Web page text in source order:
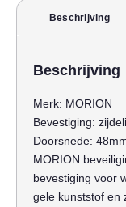
Beschrijving
Beschrijving
Merk: MORION
Bevestiging:
Doorsnede:
MORION
bevestiging voor
gele kunststof en